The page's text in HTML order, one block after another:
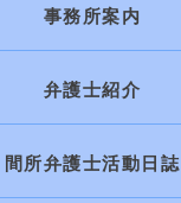
事務所案内
弁護士紹介
間所弁護士活動日誌